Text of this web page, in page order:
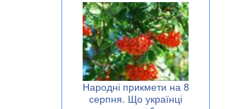
Народні прикмети на 8
серпня. Що українці